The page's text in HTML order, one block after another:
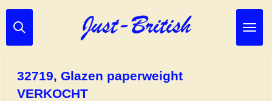
Ga
direct
32719, Glazen paperweight
VERKOCHT